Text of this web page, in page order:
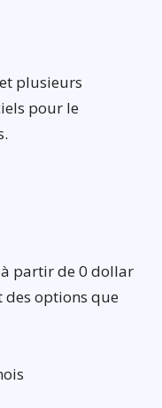
plusieurs
pour le
partir de 0 dollar
des options que